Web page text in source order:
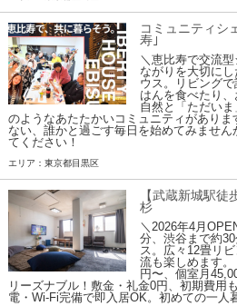
コミュニティシ
寿｣
＼恵比寿で交流
ながりを大切に
ウス。リビング
はんを食べたり、
自然と「ただい
のようなあたたかいコミュニティがありま
ない、誰かと過ごす毎日を始めてみませ
てください！
エリア：東京都目黒区
【武蔵新城駅
杉
＼2026年4月
分、渋谷まで約
ス。広々12畳リ
流も楽しめます
円〜、個室月
リーズナブル！敷金・礼金0円、初期費用
電・Wi-Fi完備で即入居OK。初めての一人